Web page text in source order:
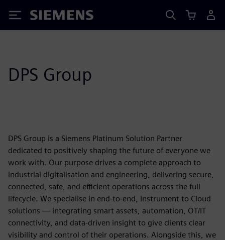
Siemens
DPS Group
DPS Group is a Siemens Platinum Solution Partner
dedicated to positively shaping the future of everyone we
work with. Our purpose drives a complete approach to
industrial digitalisation and engineering, delivering secure,
connected, safe, and efficient operations across the full
lifecycle. We specialise in end-to-end, Instrument to Cloud
solutions — integrating smart assets, automation, OT/IT
connectivity, and data-driven insight to give clients clear
visibility and control of their operations. Alongside this, we